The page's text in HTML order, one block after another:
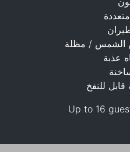
الشمس / مظلة
عذبة
للنفخ
Up to 16